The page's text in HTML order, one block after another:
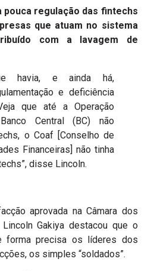
pouca regulação das fintechs
que atuam no sistema
com a lavagem de
havia, e ainda há,
e deficiência
que até a Operação
Central (BC) não
o Coaf [Conselho de
Financeiras] não tinha
disse Lincoln.
aprovada na Câmara dos
Gakiya destacou que o
forma precisa os líderes dos
os simples “soldados”.